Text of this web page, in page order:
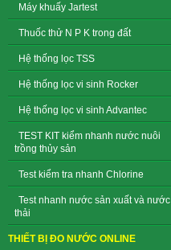
Máy khuấy Jartest
Thuốc thử N P K trong đất
Hệ thống lọc TSS
Hệ thống lọc vi sinh Rocker
Hệ thống lọc vi sinh Advantec
TEST KIT kiểm nhanh nước nuôi
trồng thủy sản
Test kiểm tra nhanh Chlorine
Test nhanh nước sản xuất và nước
thải
THIẾT BỊ ĐO NƯỚC ONLINE